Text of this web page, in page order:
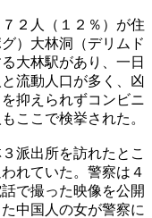
２人（１２％）が住
）大林洞（デリムド
大林駅があり、一日
流動人口が多く、凶
抑えられずコンビニ
ここで検挙された。
派出所を訪れたとこ
れていた。警察は４
で撮った映像を公開
中国人の女が警察に